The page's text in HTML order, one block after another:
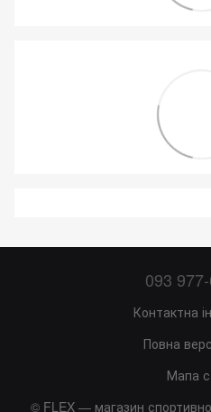
093
Контактна
Повна
Мапа
© FLEX — магазин